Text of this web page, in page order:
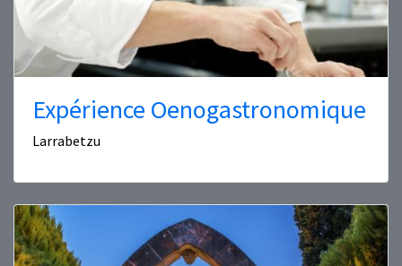
Expérience Oenogastronomique
Larrabetzu